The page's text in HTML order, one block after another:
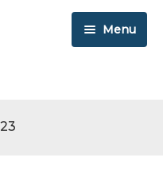
Menu